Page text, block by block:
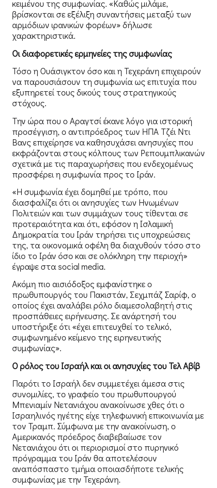
κειμένου της συμφωνίας. «Καθώς μιλάμε,
βρίσκονται σε εξέλιξη συναντήσεις μεταξύ των
αρμόδιων ιρανικών φορέων» δήλωσε
χαρακτηριστικά.
Οι διαφορετικές ερμηνείες της συμφωνίας
Τόσο η Ουάσιγκτον όσο και η Τεχεράνη επιχειρούν
να παρουσιάσουν τη συμφωνία ως επιτυχία που
εξυπηρετεί τους δικούς τους στρατηγικούς
στόχους.
Την ώρα που ο Αραγτσί έκανε λόγο για ιστορική
προσέγγιση, ο αντιπρόεδρος των ΗΠΑ Τζέι Ντι
Βανς επιχείρησε να καθησυχάσει ανησυχίες που
εκφράζονται στους κόλπους των Ρεπουμπλικανών
σχετικά με τις παραχωρήσεις που ενδεχομένως
προσφέρει η συμφωνία προς το Ιράν.
«Η συμφωνία έχει δομηθεί με τρόπο, που
διασφαλίζει ότι οι ανησυχίες των Ηνωμένων
Πολιτειών και των συμμάχων τους τίθενται σε
προτεραιότητα και ότι, εφόσον η Ισλαμική
Δημοκρατία του Ιράν τηρήσει τις υποχρεώσεις
της, τα οικονομικά οφέλη θα διαχυθούν τόσο στο
ίδιο το Ιράν όσο και σε ολόκληρη την περιοχή»
έγραψε στα social media.
Ακόμη πιο αισιόδοξος εμφανίστηκε ο
πρωθυπουργός του Πακιστάν, Σεχμπάζ Σαρίφ, ο
οποίος έχει αναλάβει ρόλο διαμεσολαβητή στις
προσπάθειες ειρήνευσης. Σε ανάρτησή του
υποστήριξε ότι «έχει επιτευχθεί το τελικό,
συμφωνημένο κείμενο της ειρηνευτικής
συμφωνίας».
Ο ρόλος του Ισραήλ και οι ανησυχίες του Τελ Αβίβ
Παρότι το Ισραήλ δεν συμμετέχει άμεσα στις
συνομιλίες, το γραφείο του πρωθυπουργού
Μπενιαμίν Νετανιάχου ανακοίνωσε χθες ότι ο
Ισραηλινός ηγέτης είχε τηλεφωνική επικοινωνία με
τον Τραμπ. Σύμφωνα με την ανακοίνωση, ο
Αμερικανός πρόεδρος διαβεβαίωσε τον
Νετανιάχου ότι οι περιορισμοί στο πυρηνικό
πρόγραμμα του Ιράν θα αποτελέσουν
αναπόσπαστο τμήμα οποιασδήποτε τελικής
συμφωνίας με την Τεχεράνη.